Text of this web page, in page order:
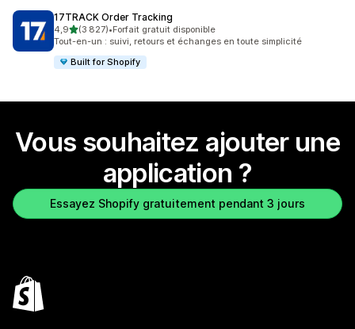
17TRACK Order Tracking
4,9étoile(s) sur 5
(3 827)
3827 avis au total
•Forfait gratuit disponible
Tout-en-un : suivi, retours et échanges en toute simplicité
Built for Shopify
Vous souhaitez ajouter une
application ?
Essayez Shopify gratuitement pendant 3 jours